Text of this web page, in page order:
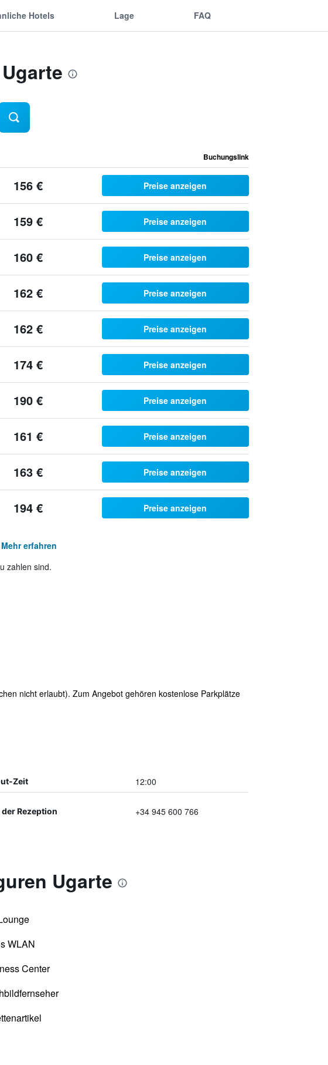
Hotels Lage FAQ
Buchungslink
156 € Preise anzeigen
159 € Preise anzeigen
160 € Preise anzeigen
162 € Preise anzeigen
162 € Preise anzeigen
174 € Preise anzeigen
190 € Preise anzeigen
161 € Preise anzeigen
163 € Preise anzeigen
194 € Preise anzeigen
Mehr erfahren
zahlen sind.
nicht erlaubt). Zum Angebot gehören kostenlose Parkplätze
Zeit 12:00
Rezeption +34 945 600 766
Ugarte
WLAN
Center